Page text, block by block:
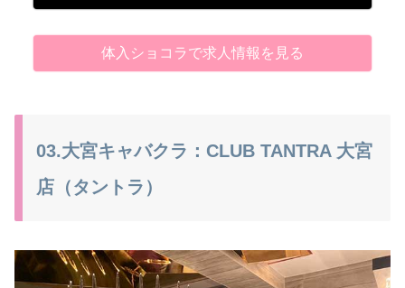
体入ショコラで求人情報を見る
03.大宮キャバクラ：CLUB TANTRA 大宮
店（タントラ）